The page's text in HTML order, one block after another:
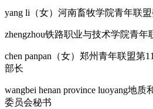
yang li（女）河南畜牧学院青年联
zhengzhou铁路职业与技术学院青年
chen panpan（女）郑州青年联盟第
部长
wangbei henan province luoyang地
委员会秘书